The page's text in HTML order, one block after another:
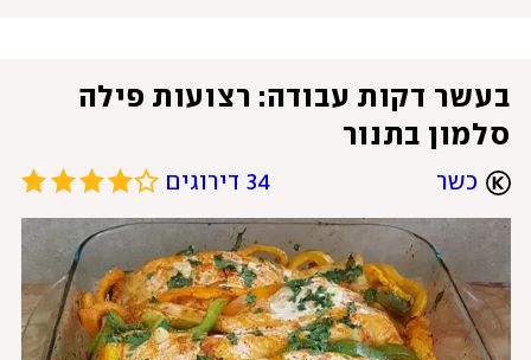
סלמון בתנור
כשר 34 דירוגים